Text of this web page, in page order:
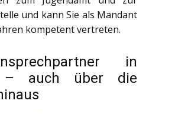
und kann Sie als Mandant
kompetent vertreten.
in
– auch über die